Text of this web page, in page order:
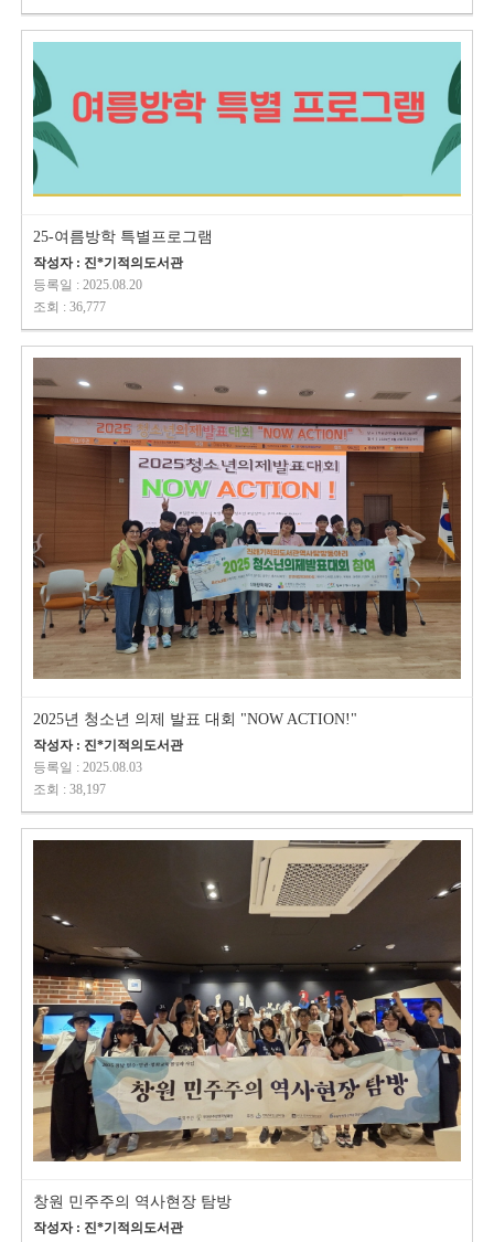
25-여름방학 특별프로그램
작성자 : 진*기적의도서관
등록일 : 2025.08.20
조회 : 36,777
2025년 청소년 의제 발표 대회 "NOW ACTION!"
작성자 : 진*기적의도서관
등록일 : 2025.08.03
조회 : 38,197
창원 민주주의 역사현장 탐방
작성자 : 진*기적의도서관